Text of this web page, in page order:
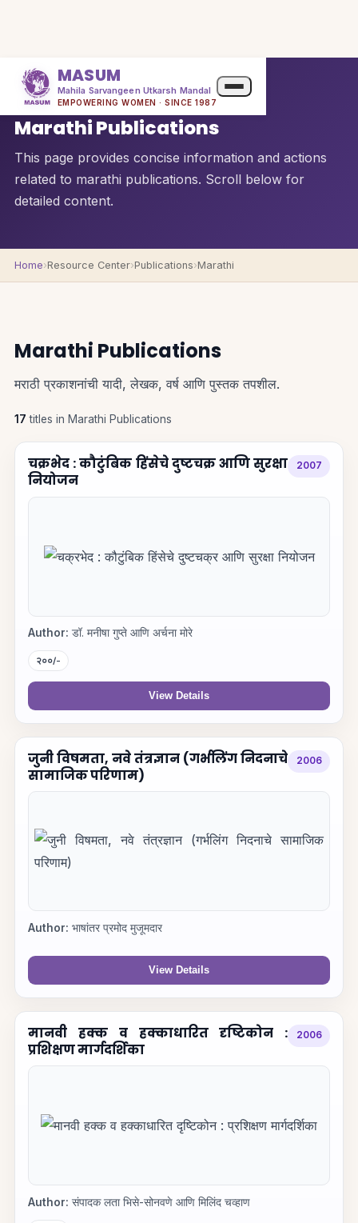
MASUM
Mahila Sarvangeen Utkarsh Mandal
EMPOWERING WOMEN · SINCE 1987
QUICK OVERVIEW
Marathi Publications
This page provides concise information and actions
related to marathi publications. Scroll below for
detailed content.
Home›Resource Center›Publications›Marathi
Marathi Publications
मराठी प्रकाशनांची यादी, लेखक, वर्ष आणि पुस्तक तपशील.
17 titles in Marathi Publications
चक्रभेद : कौटुंबिक हिंसेचे दुष्टचक्र आणि सुरक्षा
नियोजन
2007
Author: डॉ. मनीषा गुप्ते आणि अर्चना मोरे
२००/-
View Details
जुनी विषमता, नवे तंत्रज्ञान (गर्भलिंग निदनाचे
सामाजिक परिणाम)
2006
Author: भाषांतर प्रमोद मुजूमदार
View Details
मानवी हक्क व हक्काधारित दृष्टिकोन :
प्रशिक्षण मार्गदर्शिका
2006
Author: संपादक लता भिसे-सोनवणे आणि मिलिंद चव्हाण